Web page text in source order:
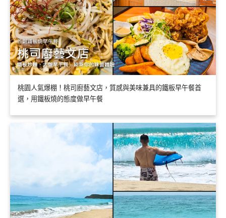
桃園人氣爆棚！桃司廚藝文店，質感與美味兼具的鐵板早午餐首
選，用鐵板燒的態度做早午餐